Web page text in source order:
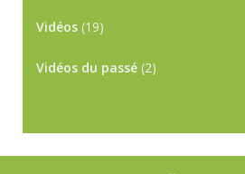
Vidéos (19)
Vidéos du passé (2)